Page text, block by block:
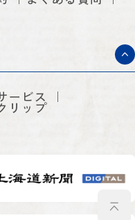
ービス
リップ